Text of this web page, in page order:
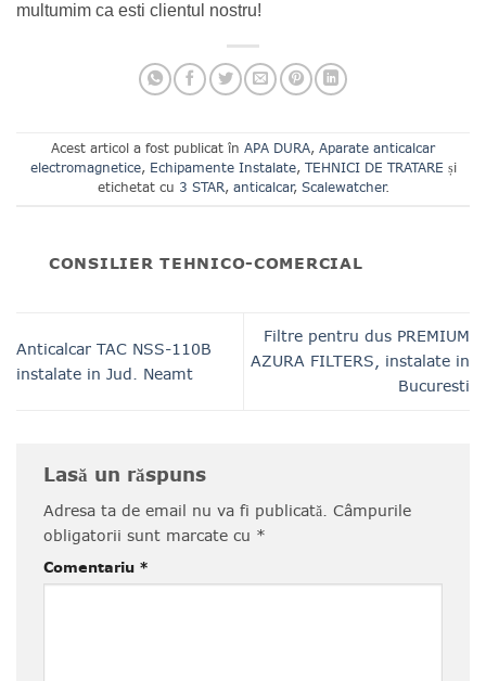
multumim ca esti clientul nostru!
Acest articol a fost publicat în APA DURA, Aparate anticalcar
electromagnetice, Echipamente Instalate, TEHNICI DE TRATARE și
etichetat cu 3 STAR, anticalcar, Scalewatcher.
CONSILIER TEHNICO-COMERCIAL
Anticalcar TAC NSS-110B
instalate in Jud. Neamt
Filtre pentru dus PREMIUM
AZURA FILTERS, instalate in
Bucuresti
Lasă un răspuns
Adresa ta de email nu va fi publicată. Câmpurile
obligatorii sunt marcate cu *
Comentariu *